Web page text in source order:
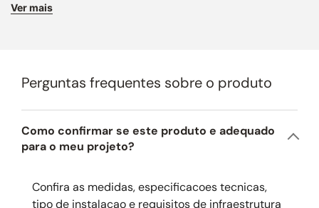
assegura captação eficiente de fumaça e odores, aliando funcionalidade,
Acabamento e Design:desenvolvida com mais de 160 variações
para integração arquitetônica aos mais diversos projetos. Fabricada em
aço carbono de alta resistência e pintura especial em diferentes cores,
une estética atemporal, acabamento refinado e longa vida útil.
do seu projeto, com altura máxima de 110 cm, largura de até 130 cm e
profundidade máxima de 70 cm para coifas de parede ou 80 cm para
Ver mais
Perguntas frequentes sobre o produto
Como confirmar se este produto e adequado
para o meu projeto?
Confira as medidas, especificacoes tecnicas,
tipo de instalacao e requisitos de infraestrutura